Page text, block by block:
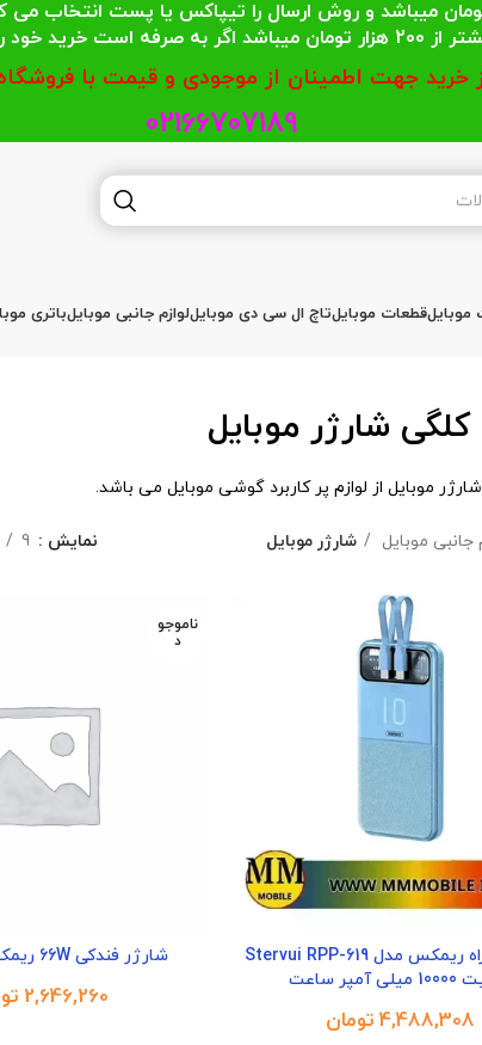
موبایلقطعات موبایلتاچ ال سی دی موبایللوازم جانبی موبایلباتری
کلگی شارژر موبایل
موبایل از لوازم پر کاربرد گوشی موبایل می باشد.
جانبی موبایل شارژر موبایل نمایش 9
شارژر همراه ریمکس مدل Stervui RPP-619
ساعت
تومان
ناموجو
د
شارژر فندکی 66W ریمکس RCC330
محترمی که جمع خریدشان کمتر از 200 هزار تومان میباشد و روش ارسال را
است خرید خود را انجام دهند.
خرید جهت اطمینان از موجودی و قیمت با
02166707189